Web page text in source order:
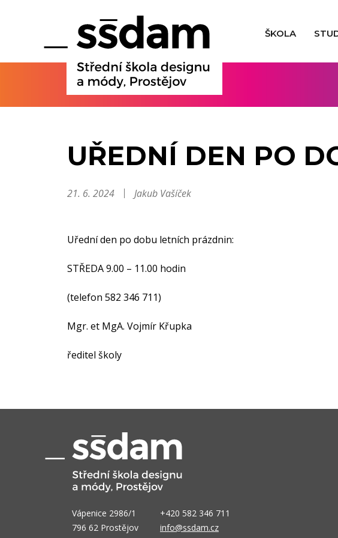
ŠKOLA
UŘEDNÍ DEN PO
21. 6. 2024 Jakub Vašíček
Uřední den po dobu letních prázdnin:
STŘEDA 9.00 – 11.00 hodin
(telefon 582 346 711)
Mgr. et MgA. Vojmír Křupka
ředitel školy
Vápenice 2986/1
796 62 Prostějov
+420 582 346 711
info@ssdam.cz